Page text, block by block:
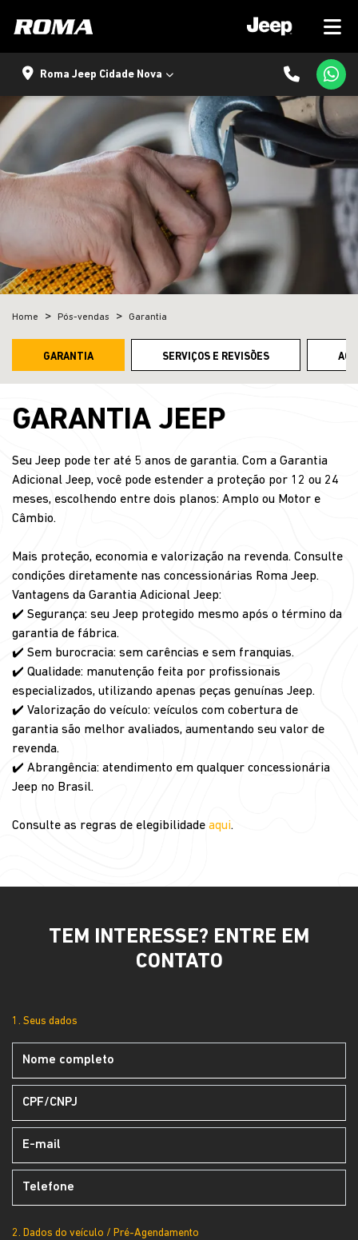
Roma Jeep Cidade Nova
Home Pós-vendas Garantia
SERVIÇOS E REVISÕES
GARANTIA
GARANTIA JEEP
Seu Jeep pode ter até 5 anos de garantia. Com a Garantia
Adicional Jeep, você pode estender a proteção por 12 ou 24
meses, escolhendo entre dois planos: Amplo ou Motor e
Câmbio.
Mais proteção, economia e valorização na revenda. Consulte
condições diretamente nas concessionárias Roma Jeep.
Vantagens da Garantia Adicional Jeep:
✔️ Segurança: seu Jeep protegido mesmo após o término da
garantia de fábrica.
✔️ Sem burocracia: sem carências e sem franquias.
✔️ Qualidade: manutenção feita por profissionais
especializados, utilizando apenas peças genuínas Jeep.
✔️ Valorização do veículo: veículos com cobertura de
garantia são melhor avaliados, aumentando seu valor de
revenda.
✔️ Abrangência: atendimento em qualquer concessionária
Jeep no Brasil.
Consulte as regras de elegibilidade aqui.
TEM INTERESSE? ENTRE EM
CONTATO
1. Seus dados
2. Dados do veículo / Pré-Agendamento